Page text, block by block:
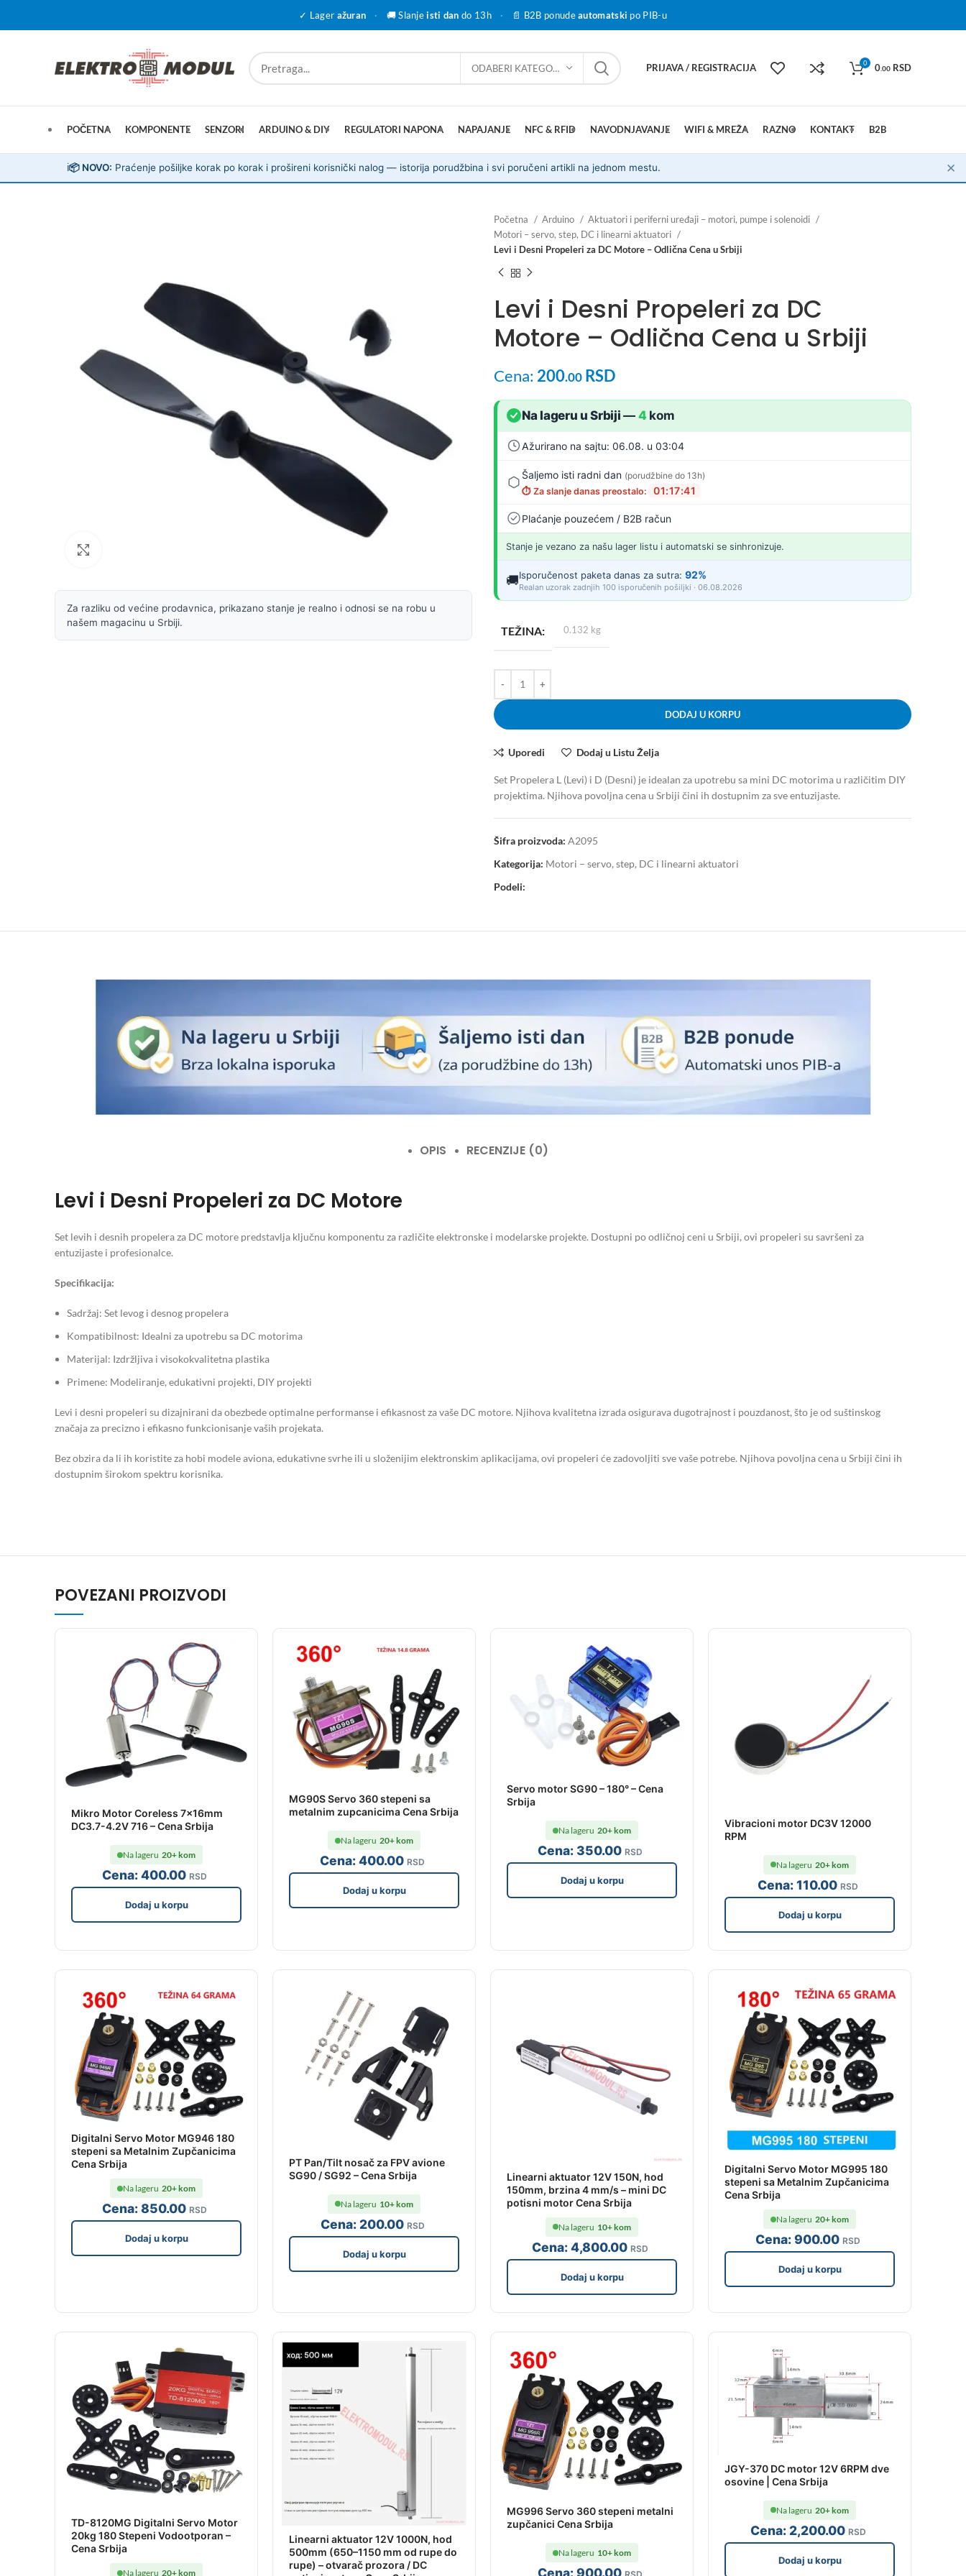
✓ Lager ažuran · 🚚 Slanjeisti dan do 13h · 📄 B2B ponudeautomatski po PIB-u
ODABERI KATEGORIJU PRIJAVA / REGISTRACIJA 0 0.00 RSD
POČETNA KOMPONENTE SENZORI ARDUINO & DIY REGULATORI NAPONA NAPAJANJE NFC & RFID NAVODNJAVANJE WIFI & MREŽA RAZNO KONTAKT B2B
ℹ️📦 NOVO: Praćenje pošiljke korak po korak i prošireni korisnički nalog — istorija porudžbina i svi poručeni artikli na jednom mestu. ✕
Za razliku od većine prodavnica, prikazano stanje je realno i odnosi se na robu u
našem magacinu u Srbiji.
Početna Arduino
Aktuatori i periferni uređaji – motori, pumpe i solenoidi
Motori – servo, step, DC i linearni aktuatori
Levi i Desni Propeleri za DC Motore – Odlična Cena u Srbiji
Levi i Desni Propeleri za DC
Motore – Odlična Cena u Srbiji
Cena: 200.00 RSD
Na lageru u Srbiji — 4 kom
Ažurirano na sajtu: 06.08. u 03:04
Šaljemo isti radni dan (porudžbine do 13h)
⏱️ Za slanje danas preostalo:
01:17:40
Plaćanje pouzećem / B2B račun
Stanje je vezano za našu lager listu i automatski se sinhronizuje.
🚚Isporučenost paketa danas za sutra: 92%
Realan uzorak zadnjih 100 isporučenih pošiljki · 06.08.2026
TEŽINA 0.132 kg
DODAJ U KORPU
Uporedi Dodaj u Listu Želja
Set Propelera L (Levi) i D (Desni) je idealan za upotrebu sa mini DC motorima u različitim DIY
projektima. Njihova povoljna cena u Srbiji čini ih dostupnim za sve entuzijaste.
Šifra proizvoda: A2095
Kategorija: Motori – servo, step, DC i linearni aktuatori
Podeli:
OPIS RECENZIJE (0)
Levi i Desni Propeleri za DC Motore
Set levih i desnih propelera za DC motore predstavlja ključnu komponentu za različite elektronske i modelarske projekte. Dostupni po odličnoj ceni u Srbiji, ovi propeleri su savršeni za
entuzijaste i profesionalce.
Specifikacija:
Sadržaj: Set levog i desnog propelera
Kompatibilnost: Idealni za upotrebu sa DC motorima
Materijal: Izdržljiva i visokokvalitetna plastika
Primene: Modeliranje, edukativni projekti, DIY projekti
Levi i desni propeleri su dizajnirani da obezbede optimalne performanse i efikasnost za vaše DC motore. Njihova kvalitetna izrada osigurava dugotrajnost i pouzdanost, što je od suštinskog
značaja za precizno i efikasno funkcionisanje vaših projekata.
Bez obzira da li ih koristite za hobi modele aviona, edukativne svrhe ili u složenijim elektronskim aplikacijama, ovi propeleri će zadovoljiti sve vaše potrebe. Njihova povoljna cena u Srbiji čini ih
dostupnim širokom spektru korisnika.
POVEZANI PROIZVODI
Mikro Motor Coreless 7x16mm
DC3.7-4.2V 716 – Cena Srbija
Cena:400.00 RSD
Na lageru 20+ kom
Dodaj u korpu
MG90S Servo 360 stepeni sa
metalnim zupcanicima Cena Srbija
Cena:400.00 RSD
Na lageru 20+ kom
Dodaj u korpu
Servo motor SG90 – 180° – Cena
Srbija
Cena:350.00 RSD
Na lageru 20+ kom
Dodaj u korpu
Vibracioni motor DC3V 12000
RPM
Cena:110.00 RSD
Na lageru 20+ kom
Dodaj u korpu
Digitalni Servo Motor MG946 180
stepeni sa Metalnim Zupčanicima
Cena Srbija
Cena:850.00 RSD
Na lageru 20+ kom
Dodaj u korpu
PT Pan/Tilt nosač za FPV avione
SG90 / SG92 – Cena Srbija
Cena: 200.00 RSD
Na lageru 10+ kom
Dodaj u korpu
Linearni aktuator 12V 150N, hod
150mm, brzina 4 mm/s – mini DC
potisni motor Cena Srbija
Cena:4,800.00 RSD
Na lageru 10+ kom
Dodaj u korpu
Digitalni Servo Motor MG995 180
stepeni sa Metalnim Zupčanicima
Cena Srbija
Cena:900.00 RSD
Na lageru 20+ kom
Dodaj u korpu
TD-8120MG Digitalni Servo Motor
20kg 180 Stepeni Vodootporan –
Cena Srbija
Na lageru 20+ kom
Linearni aktuator 12V 1000N, hod
500mm (650–1150 mm od rupe do
rupe) – otvarač prozora / DC
MG996 Servo 360 stepeni metalni
zupčanici Cena Srbija
Cena: 900.00
Na lageru 10+ kom
JGY-370 DC motor 12V 6RPM dve
osovine | Cena Srbija
Cena: 2,200.00 RSD
Na lageru 20+ kom
Dodaj u korpu